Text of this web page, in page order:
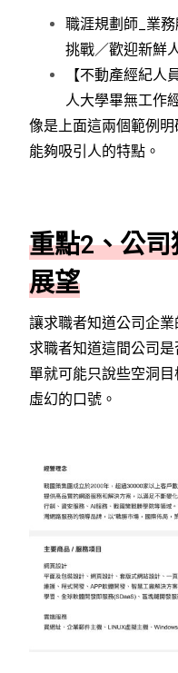
職涯規劃師_業
挑戰／歡迎新鮮
【不動產經紀
人大學畢無工作
像是上面這兩個範例
能夠吸引人的特點。
重點2、公
展望
讓求職者知道公司企
求職者知道這間公司
單就可能只說些空洞
虛幻的口號。